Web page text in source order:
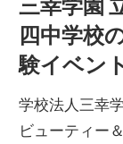
三幸学園
四中学校
験イベン
学校法人三幸
ビューティー